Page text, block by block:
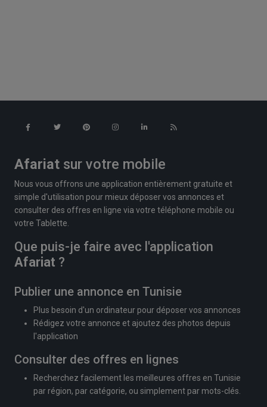
Afariat sur votre mobile
Nous vous offrons une application entièrement gratuite et
simple d'utilisation pour mieux déposer vos annonces et
consulter des offres en ligne via votre téléphone mobile ou
votre Tablette.
Que puis-je faire avec l'application
Afariat ?
Publier une annonce en Tunisie
Plus besoin d'un ordinateur pour déposer vos annonces
Rédigez votre annonce et ajoutez des photos depuis
l'application
Consulter des offres en lignes
Recherchez facilement les meilleures offres en Tunisie
par région, par catégorie, ou simplement par mots-clés.